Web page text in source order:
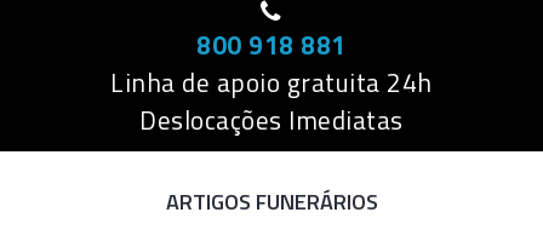
800 918 881
Linha de apoio gratuita 24h
Deslocações Imediatas
ARTIGOS FUNERÁRIOS